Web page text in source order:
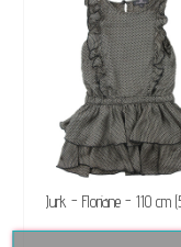
BESCHIKBAAR
Jurk - Floriane - 110 cm